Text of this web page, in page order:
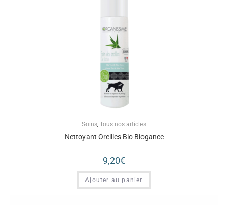
Soins, Tous nos articles
Nettoyant Oreilles Bio Biogance
9,20€
Ajouter au panier